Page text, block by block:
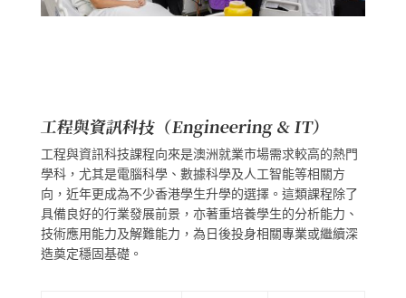
工程與資訊科技（Engineering & IT）
工程與資訊科技課程向來是澳洲就業市場需求較高的熱門
學科，尤其是電腦科學、數據科學及人工智能等相關方
向，近年更成為不少香港學生升學的選擇。這類課程除了
具備良好的行業發展前景，亦著重培養學生的分析能力、
技術應用能力及解難能力，為日後投身相關專業或繼續深
造奠定穩固基礎。